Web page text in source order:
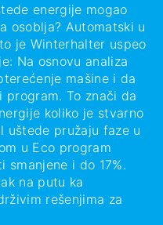
energije mogao
osoblja? Automatski u
je Winterhalter uspeo
Na osnovu analiza
mašine i da
To znači da
koliko je stvarno
uštede pružaju faze u
u Eco program
i do 17%.
na putu ka
rešenjima za